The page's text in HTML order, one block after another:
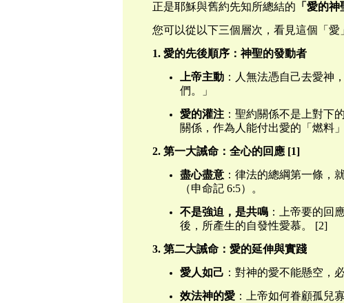
正是耶穌與舊約先知所總結的 「愛的神
您可以從以下三個層次，看見這個「愛
1. 愛的先後順序：神聖的發動者
上帝主動：人無法憑自己去愛神
們。」
愛的灌注：聖約關係不是上對下
關係，作為人能付出愛的「燃料」
2. 第一大誡命：全心的回應 [1]
盡心盡意：律法的總綱第一條，
（申命記 6:5）。
不是強迫，是共鳴：上帝要的回
後，所產生的自發性愛慕。 [2]
3. 第二大誡命：愛的延伸與實踐
愛人如己 ：對神的愛不能懸空，
效法神的愛：上帝如何眷顧孤兒